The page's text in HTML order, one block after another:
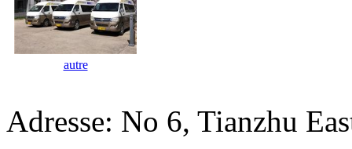
autre
Adresse: No 6, Tianzhu